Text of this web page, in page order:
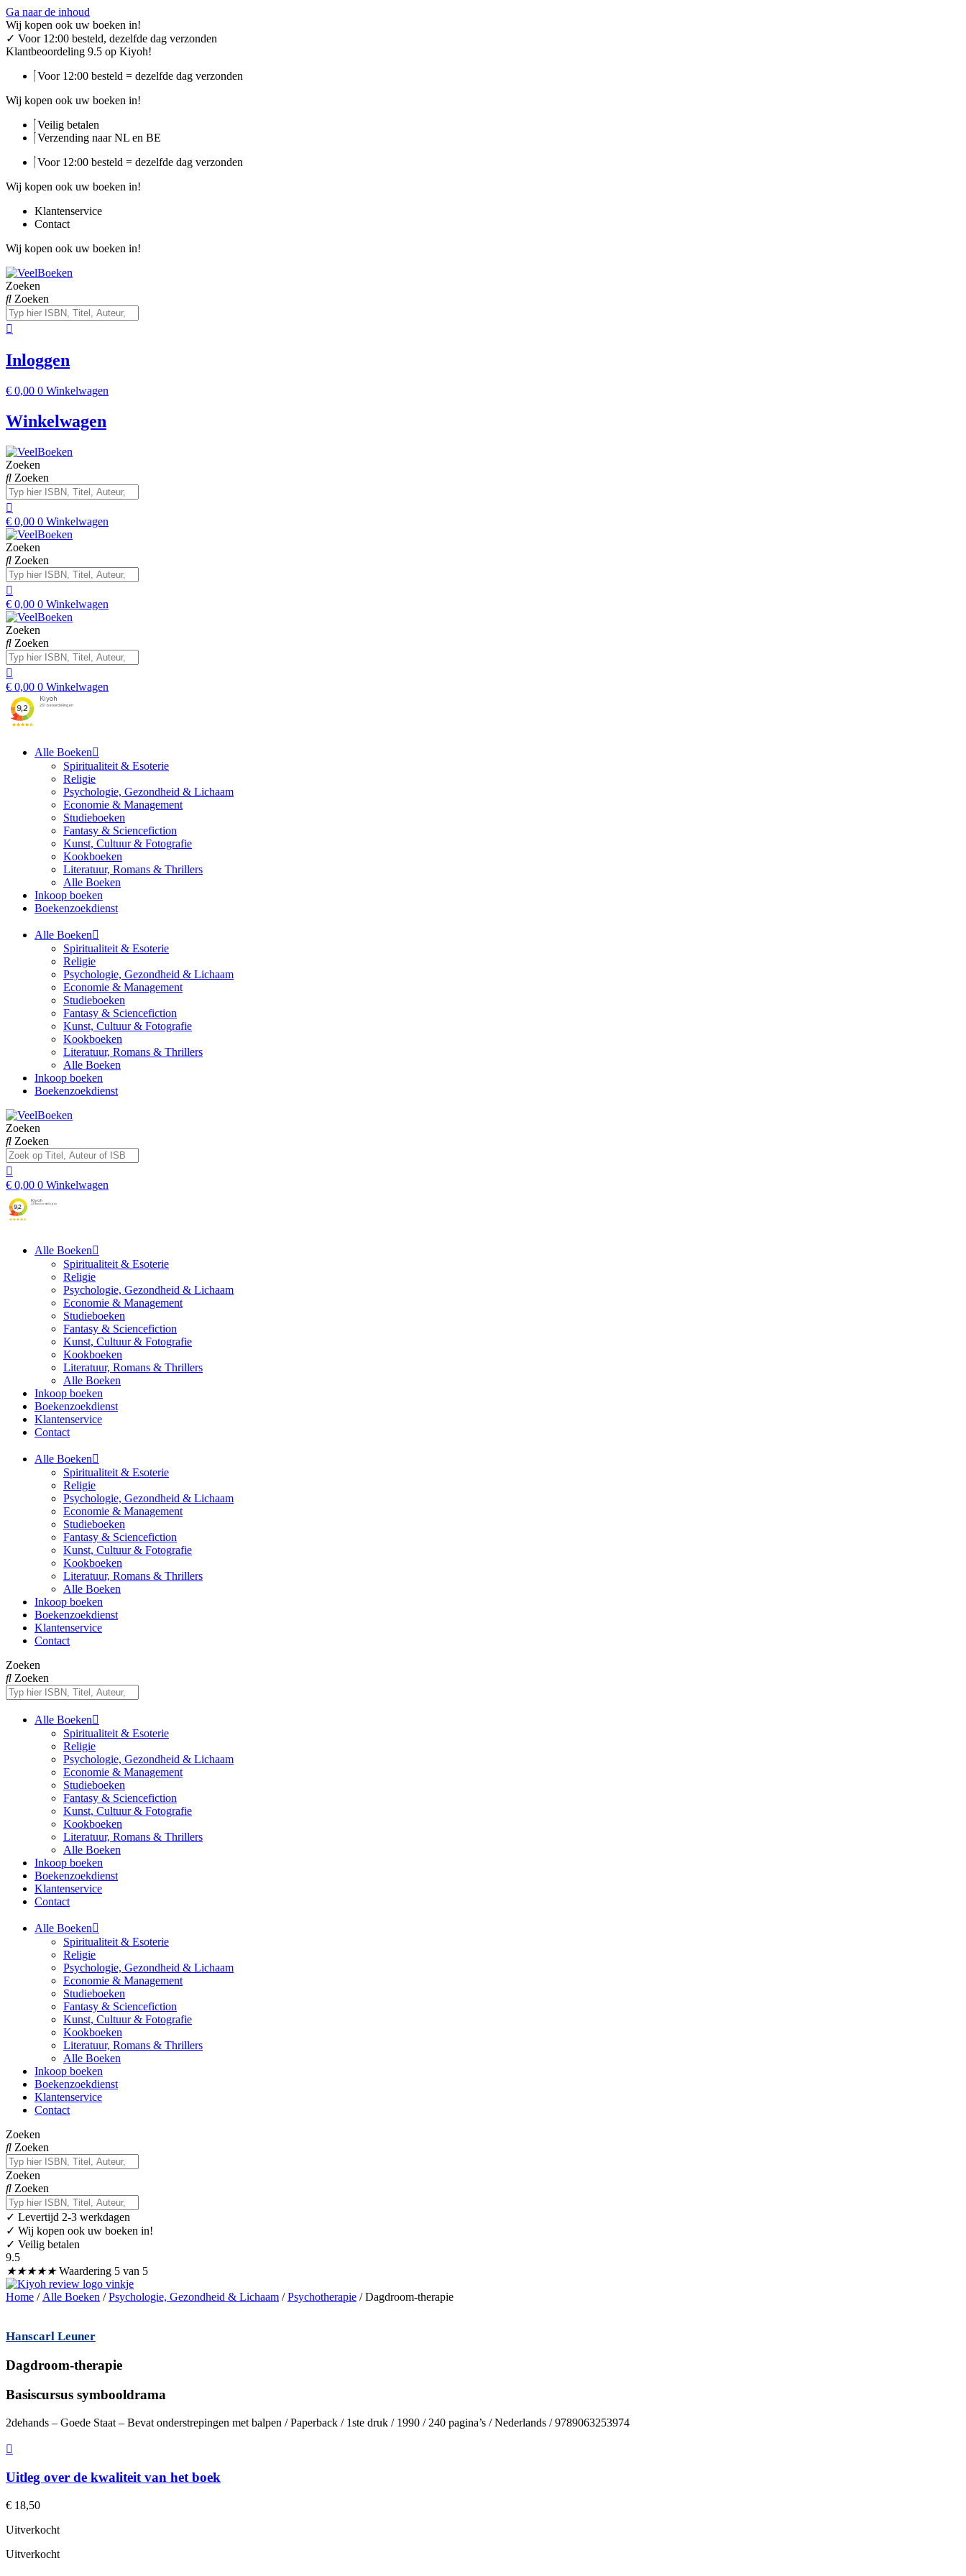
Ga naar de inhoud
Wij kopen ook uw boeken in!
✓ Voor 12:00 besteld, dezelfde dag verzonden
Klantbeoordeling 9.5 op Kiyoh!
Voor 12:00 besteld = dezelfde dag verzonden
Wij kopen ook uw boeken in!
Veilig betalen
Verzending naar NL en BE
Voor 12:00 besteld = dezelfde dag verzonden
Wij kopen ook uw boeken in!
Klantenservice
Contact
Wij kopen ook uw boeken in!
Zoeken
Zoeken
Inloggen
€ 0,00 0 Winkelwagen
Winkelwagen
Zoeken
Zoeken
€ 0,00 0 Winkelwagen
Zoeken
Zoeken
€ 0,00 0 Winkelwagen
Zoeken
Zoeken
€ 0,00 0 Winkelwagen
Alle Boeken
Spiritualiteit & Esoterie
Religie
Psychologie, Gezondheid & Lichaam
Economie & Management
Studieboeken
Fantasy & Sciencefiction
Kunst, Cultuur & Fotografie
Kookboeken
Literatuur, Romans & Thrillers
Alle Boeken
Inkoop boeken
Boekenzoekdienst
Alle Boeken
Spiritualiteit & Esoterie
Religie
Psychologie, Gezondheid & Lichaam
Economie & Management
Studieboeken
Fantasy & Sciencefiction
Kunst, Cultuur & Fotografie
Kookboeken
Literatuur, Romans & Thrillers
Alle Boeken
Inkoop boeken
Boekenzoekdienst
Zoeken
Zoeken
€ 0,00 0 Winkelwagen
Alle Boeken
Spiritualiteit & Esoterie
Religie
Psychologie, Gezondheid & Lichaam
Economie & Management
Studieboeken
Fantasy & Sciencefiction
Kunst, Cultuur & Fotografie
Kookboeken
Literatuur, Romans & Thrillers
Alle Boeken
Inkoop boeken
Boekenzoekdienst
Klantenservice
Contact
Alle Boeken
Spiritualiteit & Esoterie
Religie
Psychologie, Gezondheid & Lichaam
Economie & Management
Studieboeken
Fantasy & Sciencefiction
Kunst, Cultuur & Fotografie
Kookboeken
Literatuur, Romans & Thrillers
Alle Boeken
Inkoop boeken
Boekenzoekdienst
Klantenservice
Contact
Zoeken
Zoeken
Alle Boeken
Spiritualiteit & Esoterie
Religie
Psychologie, Gezondheid & Lichaam
Economie & Management
Studieboeken
Fantasy & Sciencefiction
Kunst, Cultuur & Fotografie
Kookboeken
Literatuur, Romans & Thrillers
Alle Boeken
Inkoop boeken
Boekenzoekdienst
Klantenservice
Contact
Alle Boeken
Spiritualiteit & Esoterie
Religie
Psychologie, Gezondheid & Lichaam
Economie & Management
Studieboeken
Fantasy & Sciencefiction
Kunst, Cultuur & Fotografie
Kookboeken
Literatuur, Romans & Thrillers
Alle Boeken
Inkoop boeken
Boekenzoekdienst
Klantenservice
Contact
Zoeken
Zoeken
Zoeken
Zoeken
✓ Levertijd 2-3 werkdagen
✓ Wij kopen ook uw boeken in!
✓ Veilig betalen
9.5
★★★★★ Waardering 5 van 5
Home / Alle Boeken /Psychologie, Gezondheid & Lichaam /Psychotherapie / Dagdroom-therapie
Hanscarl Leuner
Dagdroom-therapie
Basiscursus symbooldrama
2dehands – Goede Staat – Bevat onderstrepingen met balpen / Paperback / 1ste druk / 1990 / 240 pagina’s / Nederlands / 9789063253974
Uitleg over de kwaliteit van het boek
€ 18,50
Uitverkocht
Uitverkocht